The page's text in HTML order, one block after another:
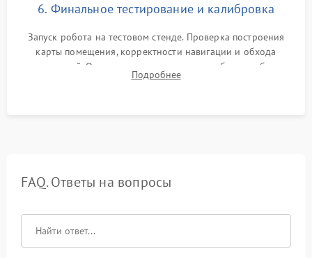
6. Финальное тестирование и калибровка
Запуск робота на тестовом стенде. Проверка построения
карты помещения, корректности навигации и обхода
препятствий. Оценка силы всасывания и работы турбины.
Тестирование автоматического возврата на док-станцию и
Подробнее
FAQ. Ответы на вопросы